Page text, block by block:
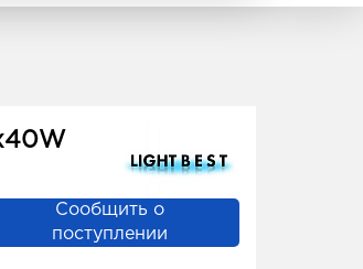
Сообщить о
поступлении